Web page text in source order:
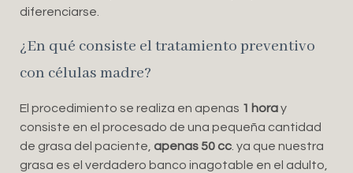
diferenciarse.
¿En qué consiste el tratamiento preventivo
con células madre?
El procedimiento se realiza en apenas 1 horay
consiste en el procesado de una pequeña cantidad
de grasa del paciente, apenas 50 cc. ya que nuestra
grasa es el verdadero banco inagotable en el adulto,